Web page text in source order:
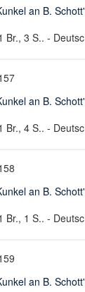
an B.
Br., 3 S.. -
an B.
Br., 4 S.. -
an B.
Br., 1 S.. -
an B.